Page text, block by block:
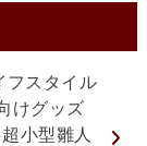
フスタイル
けグッズ
小型雛人